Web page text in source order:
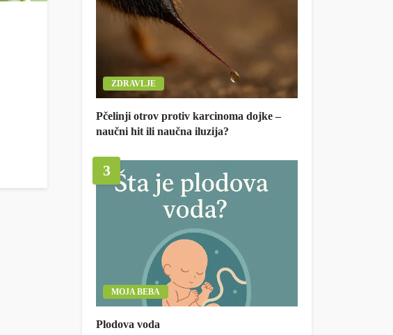
ZDRAVLJE
Pčelinji otrov protiv karcinoma dojke –
naučni hit ili naučna iluzija?
3
MOJA BEBA
Plodova voda